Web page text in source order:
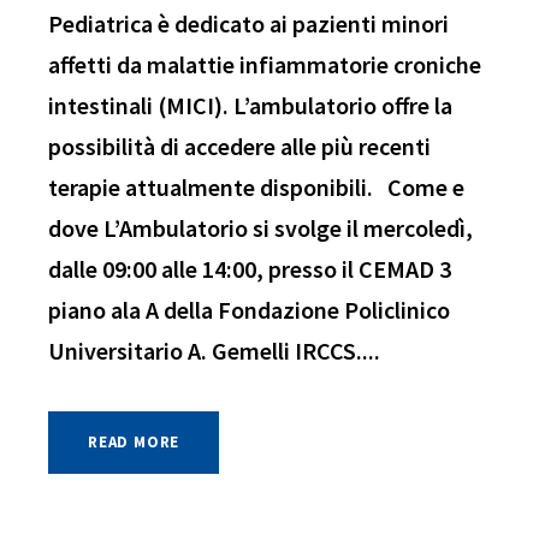
Pediatrica è dedicato ai pazienti minori
affetti da malattie infiammatorie croniche
intestinali (MICI). L’ambulatorio offre la
possibilità di accedere alle più recenti
terapie attualmente disponibili. Come e
dove L’Ambulatorio si svolge il mercoledì,
dalle 09:00 alle 14:00, presso il CEMAD 3
piano ala A della Fondazione Policlinico
Universitario A. Gemelli IRCCS....
READ MORE